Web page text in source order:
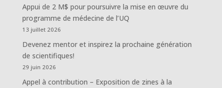
Appui de 2 M$ pour poursuivre la mise en œuvre du
programme de médecine de l’UQ
13 juillet 2026
Devenez mentor et inspirez la prochaine génération
de scientifiques!
29 juin 2026
Appel à contribution – Exposition de zines à la